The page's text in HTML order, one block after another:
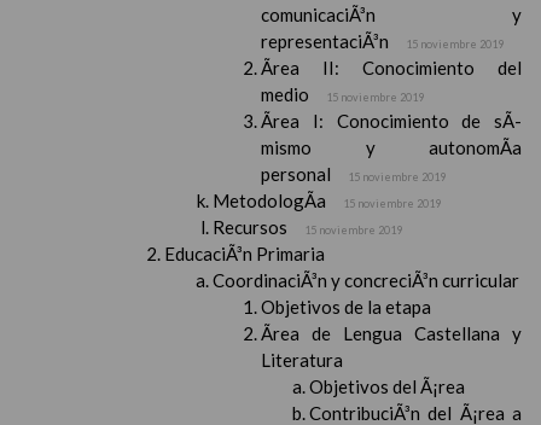
comunicaciÃ³n y
representaciÃ³n
15 noviembre 2019
Ãrea II: Conocimiento del
medio
15 noviembre 2019
Ãrea I: Conocimiento de sÃ­
mismo y autonomÃ­a
personal
15 noviembre 2019
MetodologÃ­a 15 noviembre 2019
Recursos 15 noviembre 2019
EducaciÃ³n Primaria
CoordinaciÃ³n y concreciÃ³n curricular
Objetivos de la etapa
Ãrea de Lengua Castellana y
Literatura
Objetivos del Ã¡rea
ContribuciÃ³n del Ã¡rea a